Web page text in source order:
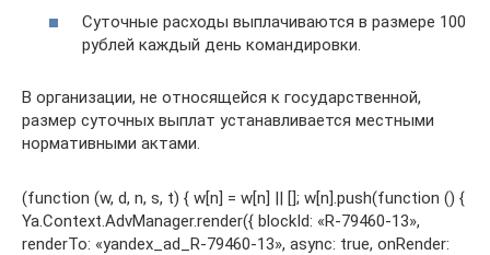
Суточные расходы выплачиваются в размере 100
рублей каждый день командировки.
В организации, не относящейся к государственной,
размер суточных выплат устанавливается местными
нормативными актами.
(function (w, d, n, s, t) { w[n] = w[n] || []; w[n].push(function () {
Ya.Context.AdvManager.render({ blockId: «R-79460-13»,
renderTo: «yandex_ad_R-79460-13», async: true, onRender: